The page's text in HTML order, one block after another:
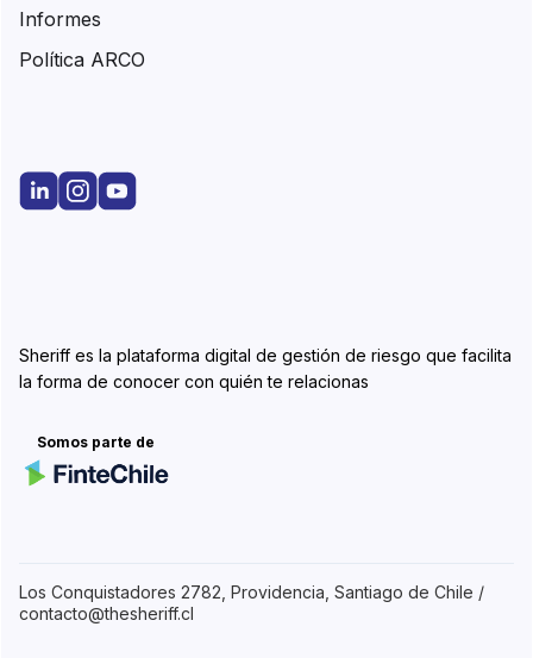
Sheriff es la plataforma digital de gestión de riesgo que facilita
la forma de conocer con quién te relacionas
Somos parte de
Informes
Política ARCO
Los Conquistadores 2782, Providencia, Santiago de Chile /
contacto@thesheriff.cl